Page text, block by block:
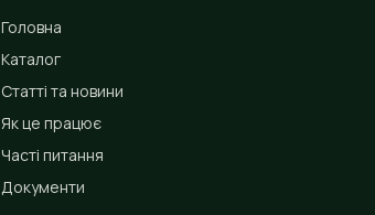
Головна
Каталог
Статті та новини
Як це працює
Часті питання
Документи